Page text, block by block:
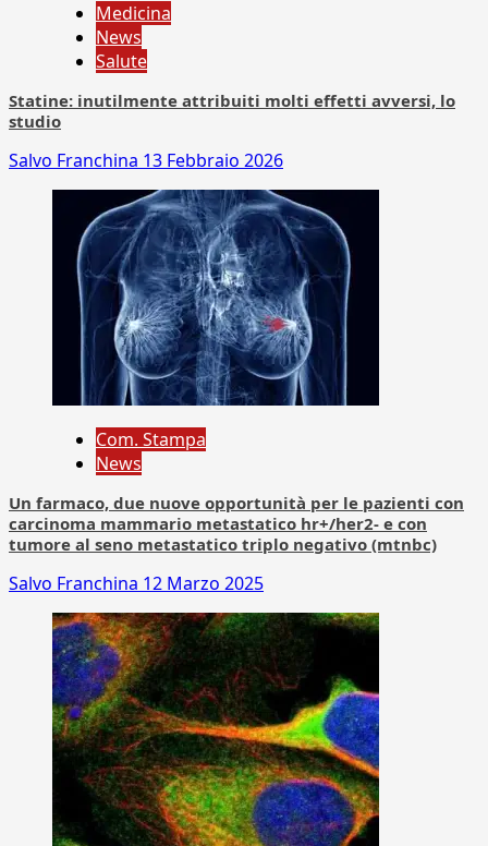
Medicina
News
Salute
Statine: inutilmente attribuiti molti effetti avversi, lo
studio
Salvo Franchina 13 Febbraio 2026
Com. Stampa
News
Un farmaco, due nuove opportunità per le pazienti con
carcinoma mammario metastatico hr+/her2- e con
tumore al seno metastatico triplo negativo (mtnbc)
Salvo Franchina 12 Marzo 2025